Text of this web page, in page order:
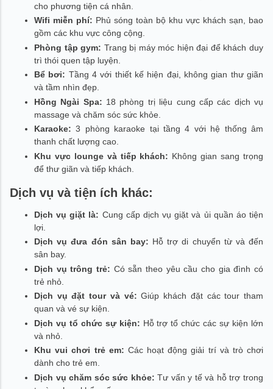
cho phương tiện cá nhân.
Wifi miễn phí: Phủ sóng toàn bộ khu vực khách sạn, bao
gồm các khu vực công cộng.
Phòng tập gym: Trang bị máy móc hiện đại để khách duy
trì thói quen tập luyện.
Bể bơi: Tầng 4 với thiết kế hiện đại, không gian thư giãn
và tầm nhìn đẹp.
Hồng Ngài Spa: 18 phòng trị liệu cung cấp các dịch vụ
massage và chăm sóc sức khỏe.
Karaoke: 3 phòng karaoke tại tầng 4 với hệ thống âm
thanh chất lượng cao.
Khu vực lounge và tiếp khách: Không gian sang trọng
để thư giãn và tiếp khách.
Dịch vụ và tiện ích khác:
Dịch vụ giặt là: Cung cấp dịch vụ giặt và ủi quần áo tiện
lợi.
Dịch vụ đưa đón sân bay: Hỗ trợ di chuyển từ và đến
sân bay.
Dịch vụ trông trẻ: Có sẵn theo yêu cầu cho gia đình có
trẻ nhỏ.
Dịch vụ đặt tour và vé: Giúp khách đặt các tour tham
quan và vé sự kiện.
Dịch vụ tổ chức sự kiện: Hỗ trợ tổ chức các sự kiện lớn
và nhỏ.
Khu vui chơi trẻ em: Các hoạt động giải trí và trò chơi
dành cho trẻ em.
Dịch vụ chăm sóc sức khỏe: Tư vấn y tế và hỗ trợ trong